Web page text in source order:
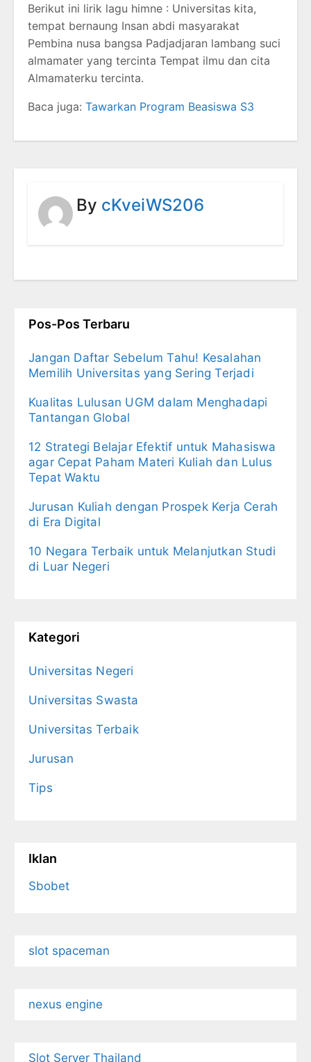
Berikut ini lirik lagu himne : Universitas kita,
tempat bernaung Insan abdi masyarakat
Pembina nusa bangsa Padjadjaran lambang suci
almamater yang tercinta Tempat ilmu dan cita
Almamaterku tercinta.
Baca juga: Tawarkan Program Beasiswa S3
By cKveiWS206
Pos-Pos Terbaru
Jangan Daftar Sebelum Tahu! Kesalahan
Memilih Universitas yang Sering Terjadi
Kualitas Lulusan UGM dalam Menghadapi
Tantangan Global
12 Strategi Belajar Efektif untuk Mahasiswa
agar Cepat Paham Materi Kuliah dan Lulus
Tepat Waktu
Jurusan Kuliah dengan Prospek Kerja Cerah
di Era Digital
10 Negara Terbaik untuk Melanjutkan Studi
di Luar Negeri
Kategori
Universitas Negeri
Universitas Swasta
Universitas Terbaik
Jurusan
Tips
Iklan
Sbobet
slot spaceman
nexus engine
Slot Server Thailand